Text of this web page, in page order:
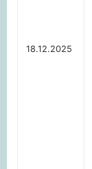
18.12.2025